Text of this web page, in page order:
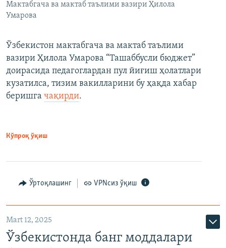
Мактабгача ва мактаб таълими вазири Ҳилола
Умарова
Ўзбекистон мактабгача ва мактаб таълими
вазири Ҳилола Умарова “Ташаббусли бюджет”
доирасида педагоглардан пул йиғиш ҳолатлари
кузатилса, тизим вакилларини бу ҳақда хабар
беришга чақирди.
Кўпроқ ўқиш
Ўртоқлашинг VPNсиз ўқиш
Mart 12, 2025
Ўзбекистонда банг моддалари